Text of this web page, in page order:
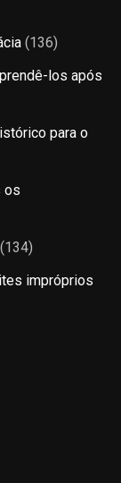
(136)
los após
para o
os
(134)
impróprios